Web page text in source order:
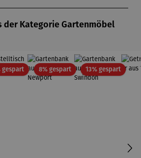
der Kategorie Gartenmöbel
gespartRabatt8% gespartRabatt13% gespartRabatt